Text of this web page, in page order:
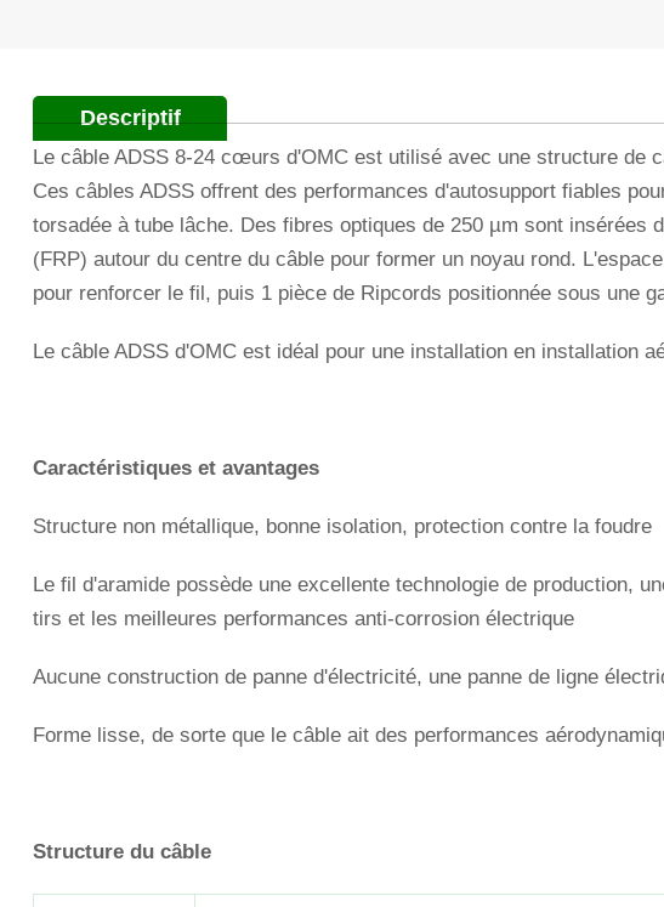
Descriptif
Le câble ADSS 8-24 cœurs d'OMC est utilisé avec une structure de
Ces câbles ADSS offrent des performances d'autosupport fiables
torsadée à tube lâche. Des fibres optiques de 250 µm sont insérées
(FRP) autour du centre du câble pour former un noyau rond.
pour renforcer le fil, puis 1 pièce de Ripcords positionnée sous une
Le câble ADSS d'OMC est idéal pour une installation en installation
Caractéristiques et avantages
Structure non métallique, bonne isolation, protection contre la foudre
Le fil d'aramide possède une excellente technologie de production,
tirs et les meilleures performances anti-corrosion électrique
Aucune construction de panne d'électricité, une panne de ligne
Forme lisse, de sorte que le câble ait des performances
Structure du câble